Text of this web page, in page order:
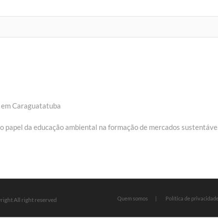
Caraguatatuba
papel da educação ambiental na formação de mercados
Quem somos Política de
All right reserved